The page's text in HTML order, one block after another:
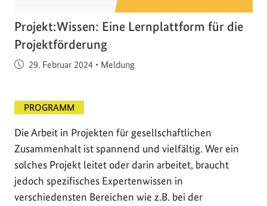
Projekt:Wissen: Eine Lernplattform für die
Projektförderung
Veröffentlicht am
29. Februar 2024 • Meldung
PROGRAMM
Die Arbeit in Projekten für gesellschaftlichen
Zusammenhalt ist spannend und vielfältig. Wer ein
solches Projekt leitet oder darin arbeitet, braucht
jedoch spezifisches Expertenwissen in
verschiedensten Bereichen wie z.B. bei der